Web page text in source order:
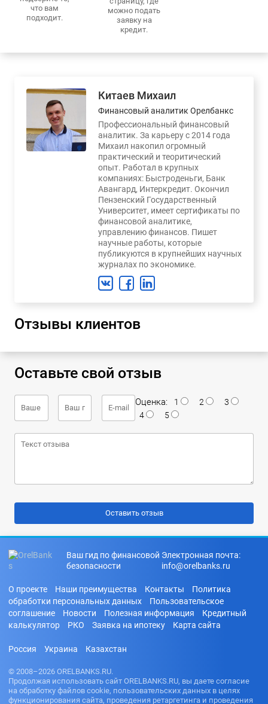
что вам
подходит.
можно подать
заявку на
кредит.
Китаев Михаил
Финансовый аналитик Орелбанкс
Профессиональный финансовый
аналитик. За карьеру с 2014 года
Михаил накопил огромный
практический и теоритический
опыт. Работал в крупных
компаниях: Быстроденьги, Банк
Авангард, Интеркредит. Окончил
Пензенский Государственный
Университет, имеет сертификаты по
финансовой аналитике,
управлению финансов. Пишет
научные работы, которые
публикуются в крупнейших научных
журналах по экономике.
Отзывы клиентов
Оставьте свой отзыв
Оценка: 1 2
3
4
5
Ваш гид по финансовой
безопасности
Электронная почта:
info@orelbanks.ru
О проекте Наши преимущества Контакты
Политика
обработки персональных данных
Пользовательское
соглашение
Новости Полезная информация
Кредитный
калькулятор
РКО Заявка на ипотеку Карта сайта
Россия Украина Казахстан
© 2008–2026 ORELBANKS.RU.
Продолжая использовать сайт ORELBANKS.RU, вы даете согласие
на обработку файлов cookie, пользовательских данных в целях
функционирования сайта, проведения ретаргетинга и проведения